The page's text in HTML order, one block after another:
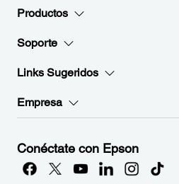
Productos
Soporte
Links Sugeridos
Empresa
Conéctate con Epson